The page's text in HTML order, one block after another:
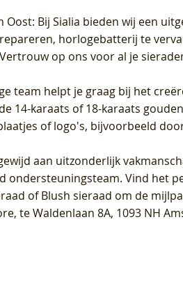
Oost: Bij Sialia bieden wij een
horlogebatterij te
op ons voor al je
team helpt je graag bij het
14-karaats of 18-karaats
of logo's, bijvoorbeeld
aan uitzonderlijk
ondersteuningsteam. Vind het
of Blush sieraad om de
te Waldenlaan 8A, 1093 NH